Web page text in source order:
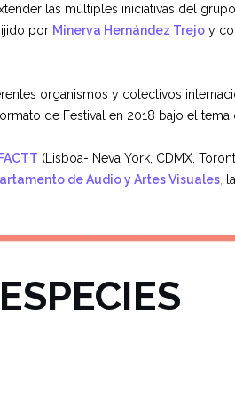
las múltiples iniciativas del
por Minerva Hernández Trejo y
organismos y colectivos
de Festival en 2018 bajo el
FACTT (Lisboa- Neva York, CDMX,
de Audio y Artes Visuales, la